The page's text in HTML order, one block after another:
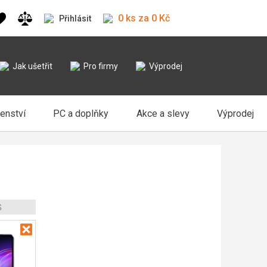
Přihlásit 0 ks za 0 Kč
Jak ušetřit Pro firmy Výprodej
PC a doplňky Akce a slevy Výprodej